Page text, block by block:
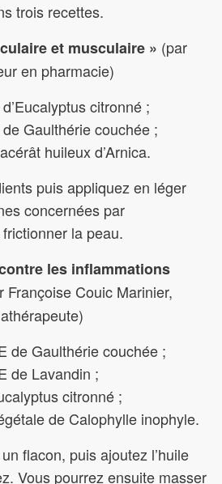
trois recettes.
et musculaire » (par
en pharmacie)
citronné ;
Gaulthérie couchée ;
huileux d’Arnica.
puis appliquez en léger
concernées par
la peau.
les inflammations
Françoise Couic Marinier,
de Gaulthérie couchée ;
de Lavandin ;
citronné ;
de Calophylle inophyle.
flacon, puis ajoutez l’huile
Vous pourrez ensuite masser